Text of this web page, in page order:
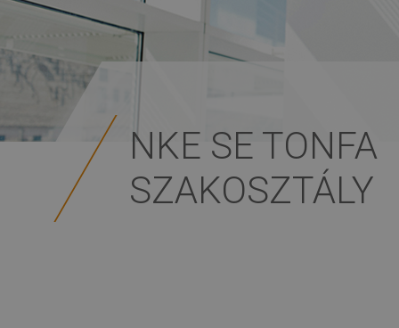
NKE SE TONFA
SZAKOSZTÁLY